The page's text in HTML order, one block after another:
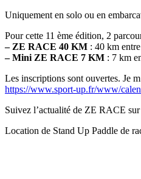
Uniquement en solo ou en
Pour cette 11 ème édition, 2
– ZE RACE 40 KM : 40 km
– Mini ZE RACE 7 KM : 7 km
Les inscriptions sont ouvertes. Je
https://www.sport-up.fr/www/
Suivez l’actualité de ZE RACE
Location de Stand Up Paddle de